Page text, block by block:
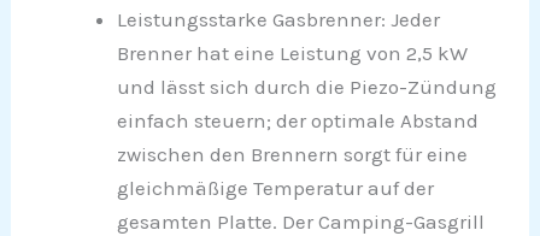
Leistungsstarke Gasbrenner: Jeder
Brenner hat eine Leistung von 2,5 kW
und lässt sich durch die Piezo-Zündung
einfach steuern; der optimale Abstand
zwischen den Brennern sorgt für eine
gleichmäßige Temperatur auf der
gesamten Platte. Der Camping-Gasgrill